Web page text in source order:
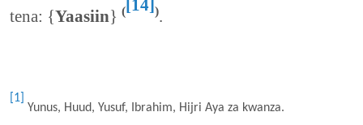
tena: {Yaasiin} ([14]).
[1]
Yunus, Huud, Yusuf, Ibrahim, Hijri Aya za kwanza.